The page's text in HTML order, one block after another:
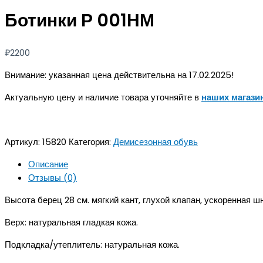
Ботинки Р 001НМ
₽2200
Внимание: указанная цена действительна на 17.02.2025!
Актуальную цену и наличие товара уточняйте в наших
Артикул: 15820 Категория: Демисезонная обувь
Описание
Отзывы (0)
Высота берец 28 см. мягкий кант, глухой клапан, ускоренная
Верх: натуральная гладкая кожа.
Подкладка/утеплитель: натуральная кожа.